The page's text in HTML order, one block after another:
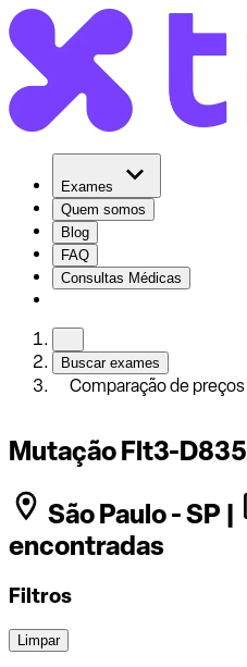
Exames
Quem somos
Blog
FAQ
Consultas Médicas
Buscar exames
Comparação de preços
Mutação Flt3-D835
São Paulo - SP |
encontradas
Filtros
Limpar